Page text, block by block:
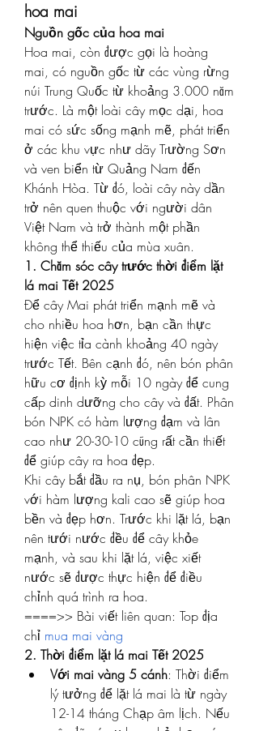
hoa mai
Nguồn gốc của hoa mai
Hoa mai, còn được gọi là hoàng
mai, có nguồn gốc từ các vùng rừng
núi Trung Quốc từ khoảng 3.000 năm
trước. Là một loài cây mọc dại, hoa
mai có sức sống mạnh mẽ, phát triển
ở các khu vực như dãy Trường Sơn
và ven biển từ Quảng Nam đến
Khánh Hòa. Từ đó, loài cây này dần
trở nên quen thuộc với người dân
Việt Nam và trở thành một phần
không thể thiếu của mùa xuân.
1. Chăm sóc cây trước thời điểm lặt
lá mai Tết 2025
Để cây Mai phát triển mạnh mẽ và
cho nhiều hoa hơn, bạn cần thực
hiện việc tỉa cành khoảng 40 ngày
trước Tết. Bên cạnh đó, nên bón phân
hữu cơ định kỳ mỗi 10 ngày để cung
cấp dinh dưỡng cho cây và đất. Phân
bón NPK có hàm lượng đạm và lân
cao như 20-30-10 cũng rất cần thiết
để giúp cây ra hoa đẹp.
Khi cây bắt đầu ra nụ, bón phân NPK
với hàm lượng kali cao sẽ giúp hoa
bền và đẹp hơn. Trước khi lặt lá, bạn
nên tưới nước đều để cây khỏe
mạnh, và sau khi lặt lá, việc xiết
nước sẽ được thực hiện để điều
chỉnh quá trình ra hoa.
====>> Bài viết liên quan: Top địa
chỉ mua mai vàng
2. Thời điểm lặt lá mai Tết 2025
Với mai vàng 5 cánh: Thời điểm
lý tưởng để lặt lá mai là từ ngày
12-14 tháng Chạp âm lịch. Nếu